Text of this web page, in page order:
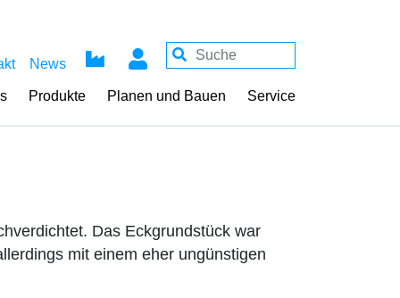
News
Produkte Planen und Bauen Service
Das Eckgrundstück war
mit einem eher ungünstigen